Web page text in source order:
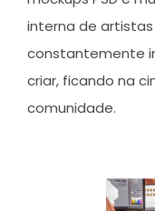
interna de
constantemente
criar, ficando na
comunidade.